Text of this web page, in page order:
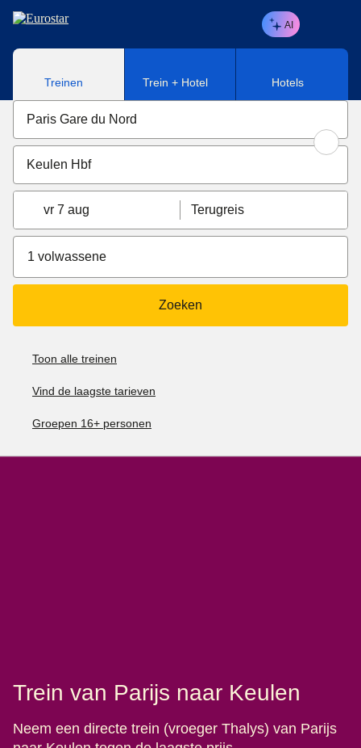
Naar hoofdinhoud
AI
Treinen Trein + Hotel Hotels
vr 7 aug Terugreis
1 volwassene
Zoeken
Toon alle treinen
Vind de laagste tarieven
Groepen 16+ personen
Trein van Parijs naar Keulen
Neem een directe trein (vroeger Thalys) van Parijs